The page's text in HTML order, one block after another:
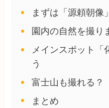
まずは「源頼朝像
園内の自然を撮り
メインスポット「
う
富士山も撮れる？
まとめ